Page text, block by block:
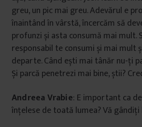
greu, un pic mai greu. Adevărul e
înaintând în vârstă, încercăm să
profunzi și asta consumă mai mult.
responsabil te consumi și mai mult
departe. Când ești mai tânăr nu-ți
Și parcă penetrezi mai bine, știi?
Andreea Vrabie: E important ca
înțelese de toată lumea? Vă gândiți